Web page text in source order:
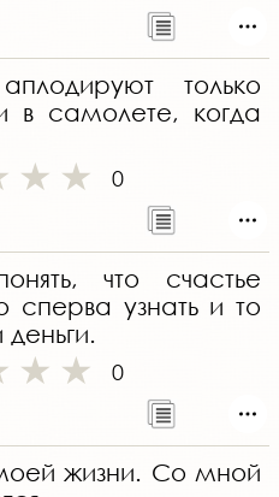
только
в самолете, когда
0
что счастье
сперва узнать и то
0
жизни. Со мной